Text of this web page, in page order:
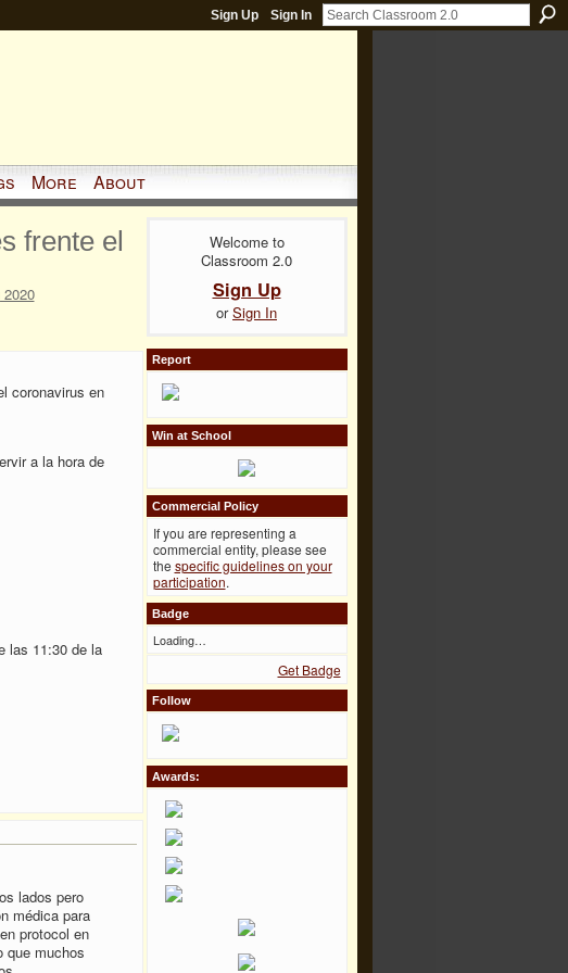
Sign Up Sign In
More About
frente el
coronavirus en
a la hora de
las 11:30 de la
lados pero
médica para
protocol en
que muchos
Welcome to
Classroom 2.0
Sign Up
orSign In
Report
Win at School
Commercial Policy
If you are representing a
commercial entity, please see
the specific guidelines on your
participation.
Badge
Loading…
Get Badge
Follow
Awards: